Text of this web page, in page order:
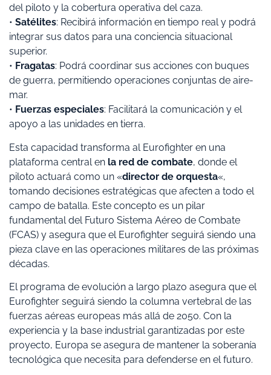
del piloto y la cobertura operativa del caza.
• Satélites: Recibirá información en tiempo real y podrá
integrar sus datos para una conciencia situacional
superior.
• Fragatas: Podrá coordinar sus acciones con buques
de guerra, permitiendo operaciones conjuntas de aire-
mar.
• Fuerzas especiales: Facilitará la comunicación y el
apoyo a las unidades en tierra.
Esta capacidad transforma al Eurofighter en una
plataforma central en la red de combate, donde el
piloto actuará como un «director de orquesta«,
tomando decisiones estratégicas que afecten a todo el
campo de batalla. Este concepto es un pilar
fundamental del Futuro Sistema Aéreo de Combate
(FCAS) y asegura que el Eurofighter seguirá siendo una
pieza clave en las operaciones militares de las próximas
décadas.
El programa de evolución a largo plazo asegura que el
Eurofighter seguirá siendo la columna vertebral de las
fuerzas aéreas europeas más allá de 2050. Con la
experiencia y la base industrial garantizadas por este
proyecto, Europa se asegura de mantener la soberanía
tecnológica que necesita para defenderse en el futuro.